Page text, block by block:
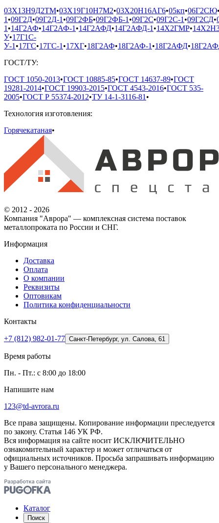
03Х13Н9Д2ТМ•03Х19Г10Н7М2•03Х20Н16АГ6•05кп•06Г2СЮ
1•09Г2Д•09Г2Д-1•09Г2ФБ•09Г2ФБ-1•09Г2С•09Г2С-1•09Г2СД•
1•14Г2АФ•14Г2АФ-1•14Г2АФД•14Г2АФД-1•14Х2ГМР•
У•17Г1С-
У-1•17ГС•17ГС-1•17ХГ•18Г2АФ•18Г2АФ-1•18Г2АФД•
ГОСТ/ТУ:
ГОСТ 1050-2013•ГОСТ 10885-85•ГОСТ 14637-89•ГОСТ
19281-2014•ГОСТ 19903-2015•ГОСТ 4543-2016•ГОСТ 535-
2005•ГОСТ Р 55374-2012•ТУ 14-1-3116-81•
Технология изготовления:
Горячекатаная•
© 2012 - 2026
Компания "Аврора" — комплексная система поставок
металлопроката по России и СНГ.
Информация
Доставка
Оплата
О компании
Реквизиты
Оптовикам
Политика конфиденциальности
Контакты
+7 (812) 982-01-77 Санкт-Петербург, ул. Салова, 61
Время работы
Пн. - Пт.: с 8:00 до 18:00
Напишите нам
123@td-avrora.ru
Все права защищены. Копирование информации преследуется
по закону. Статья 146 УК РФ.
Вся информация на сайте носит ИСКЛЮЧИТЕЛЬНО
ознакомительный характер и может отличаться от
официальных источников. Просьба запрашивать информацию
у Вашего персонального менеджера.
Каталог
Поиск